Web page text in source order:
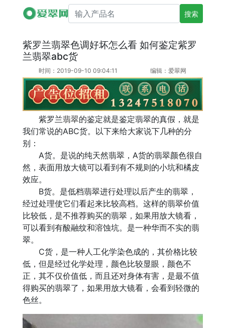
搜索产品名
紫罗兰翡翠色调好坏怎么看 如何鉴定紫罗
兰翡翠abc货
时间：2019-09-10 09:04:11 编辑：爱翠网
紫罗兰翡翠的鉴定就是鉴定翡翠的真假，就是
我们常说的ABC货。以下来给大家说下几种的分
别：
A货。是说的纯天然翡翠，A货的翡翠颜色很自
然，表面用放大镜可以看到有不规则的小坑和橘皮
效应。
B货。是低档翡翠进行处理以后产生的翡翠，
经过处理使它们看起来比较高档。这样的翡翠价值
比较低，是不推荐购买的翡翠，如果用放大镜看，
可以看到有酸融纹和溶蚀坑。是一种华而不实的翡
翠。
C货，是一种人工化学染色成的，其价格比较
低，但是经过化学处理，颜色比较显眼，颜色不
正，其不仅价值低，而且还对身体有害，是最不值
得购买的翡翠了，如果用放大镜看，会看到轻微的
色丝。